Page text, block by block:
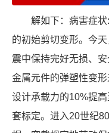
解如下：病害症
的初始剪切变形。今
震中保持完好无损、
金属元件的弹塑性变
设计承载力的10%提
套标定。进入20世纪